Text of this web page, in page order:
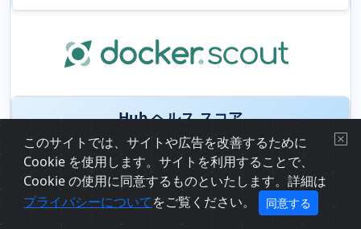
Hub ヘルス スコア
-
このサイトでは、サイトや広告を改善するために
Cookie を使用します。サイトを利用することで、
Cookie の使用に同意するものといたします。詳細は
プライバシーについてをご覧ください。 同意する